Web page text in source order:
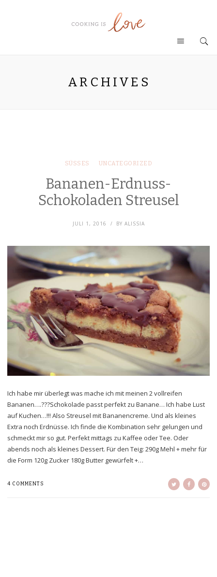
ARCHIVES
SÜSSES UNCATEGORIZED
Bananen-Erdnuss-
Schokoladen Streusel
JULI 1, 2016 BY ALISSIA
Ich habe mir überlegt was mache ich mit meinen 2 vollreifen
Bananen….???Schokolade passt perfekt zu Banane… Ich habe Lust
auf Kuchen…!!! Also Streusel mit Bananencreme. Und als kleines
Extra noch Erdnüsse. Ich finde die Kombination sehr gelungen und
schmeckt mir so gut. Perfekt mittags zu Kaffee oder Tee. Oder
abends noch als kleines Dessert. Für den Teig: 290g Mehl + mehr für
die Form 120g Zucker 180g Butter gewürfelt +…
4 COMMENTS